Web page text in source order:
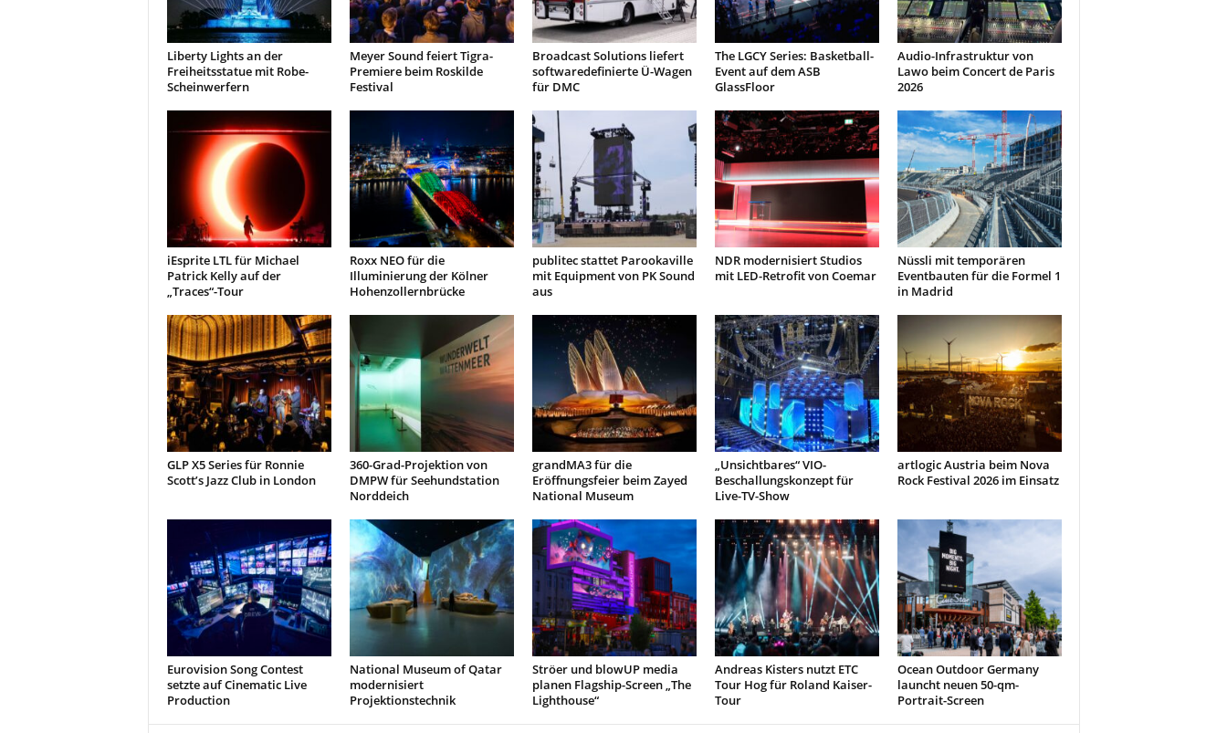
Liberty Lights an der
Freiheitsstatue mit Robe-
Scheinwerfern
Meyer Sound feiert Tigra-
Premiere beim Roskilde
Festival
Broadcast Solutions liefert
softwaredefinierte Ü-Wagen
für DMC
The LGCY Series: Basketball-
Event auf dem ASB
GlassFloor
Audio-Infrastruktur von
Lawo beim Concert de Paris
2026
iEsprite LTL für Michael
Patrick Kelly auf der
„Traces“-Tour
Roxx NEO für die
Illuminierung der Kölner
Hohenzollernbrücke
publitec stattet Parookaville
mit Equipment von PK Sound
aus
NDR modernisiert Studios
mit LED-Retrofit von Coemar
Nüssli mit temporären
Eventbauten für die Formel 1
in Madrid
GLP X5 Series für Ronnie
Scott’s Jazz Club in London
360-Grad-Projektion von
DMPW für Seehundstation
Norddeich
grandMA3 für die
Eröffnungsfeier beim Zayed
National Museum
„Unsichtbares“ VIO-
Beschallungskonzept für
Live-TV-Show
artlogic Austria beim Nova
Rock Festival 2026 im Einsatz
Eurovision Song Contest
setzte auf Cinematic Live
Production
National Museum of Qatar
modernisiert
Projektionstechnik
Ströer und blowUP media
planen Flagship-Screen „The
Lighthouse“
Andreas Kisters nutzt ETC
Tour Hog für Roland Kaiser-
Tour
Ocean Outdoor Germany
launcht neuen 50-qm-
Portrait-Screen